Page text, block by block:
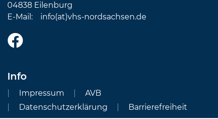
04838 Eilenburg
E-Mail: info(at)vhs-nordsachsen.de
Info
Impressum
AVB
Datenschutzerklärung
Barrierefreiheit